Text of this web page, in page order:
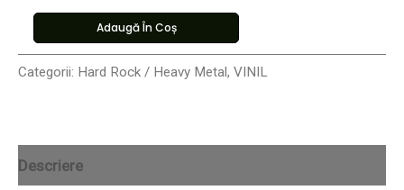
Adaugă În Coș
Categorii: Hard Rock / Heavy Metal, VINIL
Descriere